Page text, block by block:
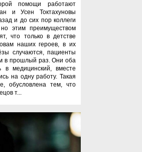
помощи работают
и Усен Токтахуновы
и до сих пор коллеги
этим преимуществом
что только в детстве
наших героев, в их
случаются, пациенты
в прошлый раз. Они оба
в медицинский, вместе
на одну работу. Такая
обусловлена тем, что
т...